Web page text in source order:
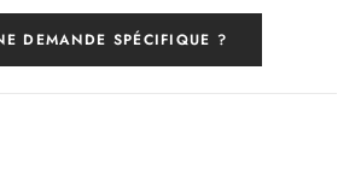
DEMANDE SPÉCIFIQUE ?